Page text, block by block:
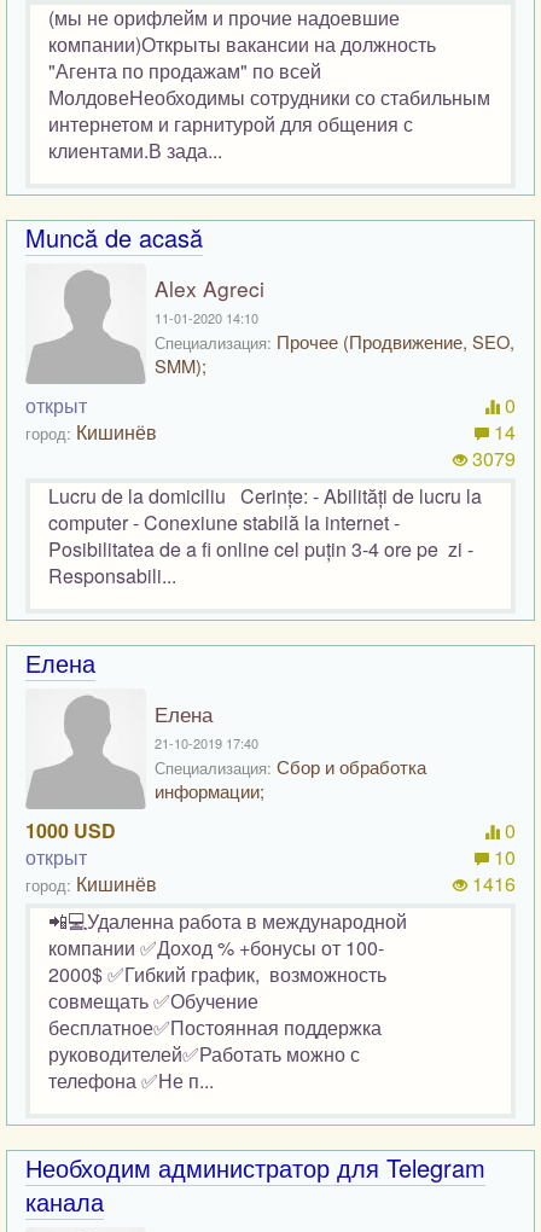
(мы не орифлейм и прочие надоевшие
компании)Открыты вакансии на должность
"Агента по продажам" по всей
МолдовеНеобходимы сотрудники со стабильным
интернетом и гарнитурой для общения с
клиентами.В зада...
Muncă de acasă
Alex Agreci
11-01-2020 14:10
Специализация: Прочее (Продвижение, SEO,
SMM);
открыт
город: Кишинёв
0
14
3079
Lucru de la domiciliu Cerințe: - Abilități de lucru la
computer - Conexiune stabilă la internet -
Posibilitatea de a fi online cel puțin 3-4 ore pe zi -
Responsabili...
Елена
Елена
21-10-2019 17:40
Специализация: Сбор и обработка
информации;
1000 USD
открыт
город: Кишинёв
0
10
1416
📲💻Удаленна работа в международной
компании ✅Доход % +бонусы от 100-
2000$ ✅Гибкий график, возможность
совмещать ✅Обучение
бесплатное✅Постоянная поддержка
руководителей✅Работать можно с
телефона ✅Не п...
Необходим администратор для Telegram
канала